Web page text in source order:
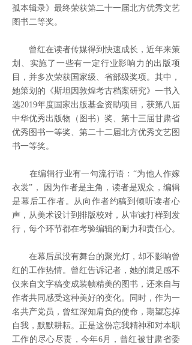
孤本辑录》最终荣获第二十一届北方优秀文艺
图书二等奖。
曾红在读者传媒得到快速成长，近年来策
划、实施了一些有一定行业影响力的出版项
目，并多次荣获国家级、省部级奖项。其中，
她策划的《斯坦因敦煌考古档案研究》一书入
选2019年度国家出版基金资助项目，获第八届
中华优秀出版物（图书）奖、第十三届甘肃省
优秀图书一等奖、第二十二届北方优秀文艺图
书一等奖。
在编辑行业有一句流行语：“为他人作嫁
衣裳”， 因为作者是主角，读者是观众，编辑
是幕后工作者。从向作者约稿到倾听读者心
声，从美术设计到排版校对，从审读打样到发
行，每个环节都在考验编辑的耐力和责任心。
在幕后虽没有舞台的聚光灯，却不影响曾
红的工作热情。曾红告诉记者，她的满足感不
仅来自文字稿变成装帧精美的图书，还来自与
作者共同感受这种美好的变化。同时，作为一
名共产党员，曾红深知肩负的使命，期望忘掉
自我，默默耕耘。正是这份忘我精神和对本职
工作的尽心尽责，今年6月，曾红被甘肃省委